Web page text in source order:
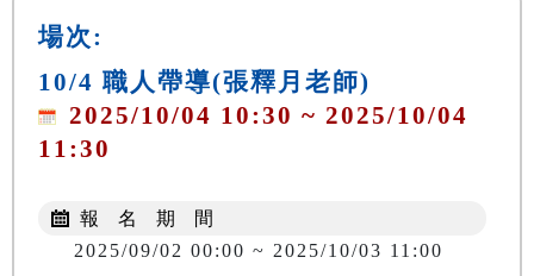
場次:
10/4 職人帶導(張釋月老師)
2025/10/04 10:30 ~ 2025/10/04
11:30
報 名 期 間
2025/09/02 00:00 ~ 2025/10/03 11:00